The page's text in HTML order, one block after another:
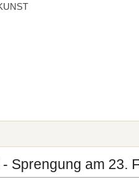
Sprengung am 23.